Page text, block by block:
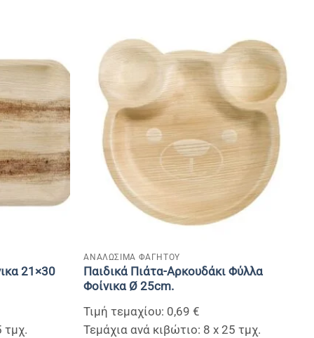
21×30
τμχ.
ΑΝΑΛΩΣΙΜΑ ΦΑΓΗΤΟΥ
Παιδικά Πιάτα-Αρκουδάκι Φύλλα
Φοίνικα Ø 25cm.
Τιμή τεμαχίου: 0,69 €
Τεμάχια ανά κιβώτιο: 8 x 25 τμχ.